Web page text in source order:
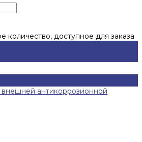
количество, доступное для заказа
антикоррозионной